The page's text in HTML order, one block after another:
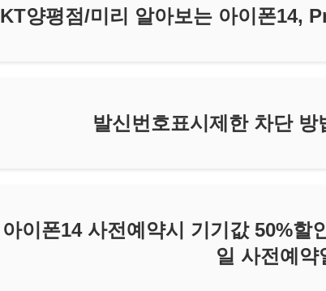
KT양평점/미리 알아보는 아이폰14,
발신번호표시제한 차단
아이폰14 사전예약시 기기값 50%할
일 사전예약